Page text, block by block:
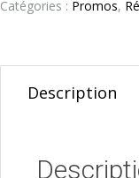
Catégories : Promos,
Description